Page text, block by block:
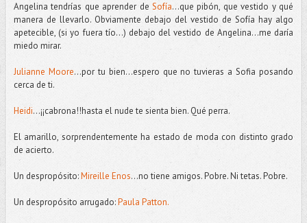
Angelina tendrías que aprender de Sofía…que pibón, que vestido y qué
manera de llevarlo. Obviamente debajo del vestido de Sofía hay algo
apetecible, (si yo fuera tío…) debajo del vestido de Angelina...me daría
miedo mirar.
Julianne Moore...por tu bien...espero que no tuvieras a Sofia posando
cerca de ti.
Heidi…¡¡cabrona!!hasta el nude te sienta bien. Qué perra.
El amarillo, sorprendentemente ha estado de moda con distinto grado
de acierto.
Un despropósito:Mireille Enos...no tiene amigos. Pobre. Ni tetas. Pobre.
Un despropósito arrugado:Paula Patton.